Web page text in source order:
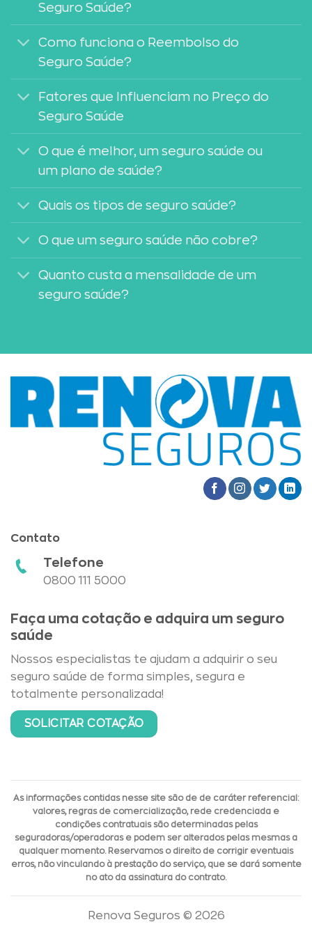
Seguro Saúde?
Como funciona o Reembolso do
Seguro Saúde?
Fatores que Influenciam no Preço do
Seguro Saúde
O que é melhor, um seguro saúde ou
um plano de saúde?
Quais os tipos de seguro saúde?
O que um seguro saúde não cobre?
Quanto custa a mensalidade de um
seguro saúde?
Contato
Telefone
0800 111 5000
Faça uma cotação e adquira um seguro
saúde
Nossos especialistas te ajudam a adquirir o seu
seguro saúde de forma simples, segura e
totalmente personalizada!
SOLICITAR COTAÇÃO
As informações contidas nesse site são de de caráter referencial:
valores, regras de comercialização, rede credenciada e
condições contratuais são determinadas pelas
seguradoras/operadoras e podem ser alterados pelas mesmas a
qualquer momento. Reservamos o direito de corrigir eventuais
erros, não vinculando à prestação do serviço, que se dará somente
no ato da assinatura do contrato.
Renova Seguros © 2026